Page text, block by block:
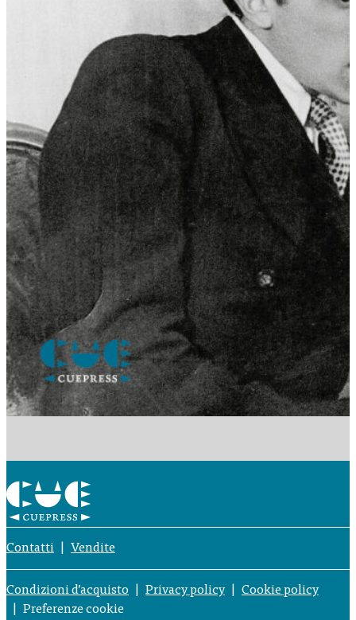
Contatti Vendite
Condizioni d’acquisto Privacy policy
Cookie policy
Preferenze cookie